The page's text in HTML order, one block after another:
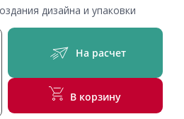
дизайна и упаковки
На расчет
В корзину